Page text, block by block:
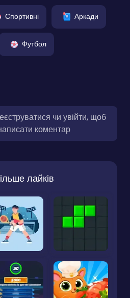
Спортивні Аркади
Футбол
чи увійти, щоб
коментар
лайків